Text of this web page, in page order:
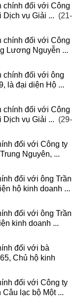
chính đối với Công
vụ Giải ... (21-
chính đối với Công
Lương Nguyễn ...
chính đối với ông
là đại diện Hộ ...
chính đối với Công
vụ Giải ... (29-
đối với Công ty
Nguyên, ...
đối với ông Trần
hộ kinh doanh ...
đối với ông Trần
kinh doanh ...
đối với bà
Chủ hộ kinh
đối với Công ty
lạc bộ Một ...